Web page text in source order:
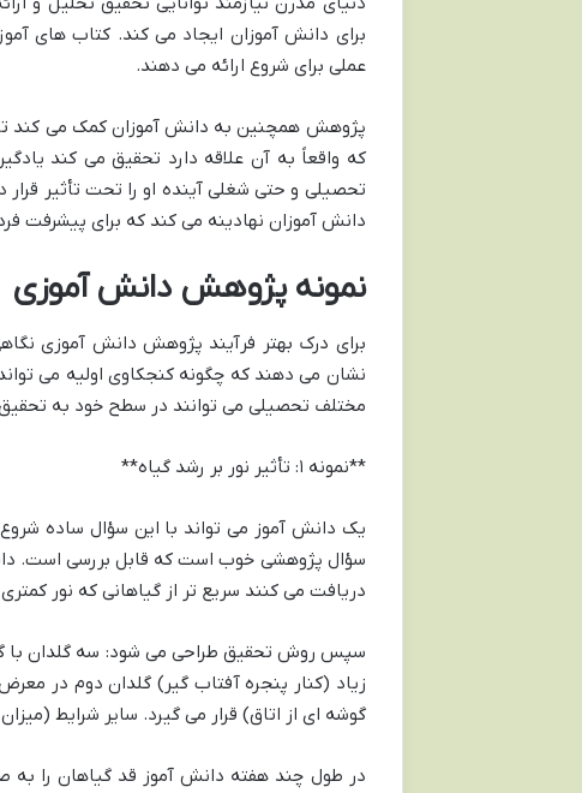
برای دانش آموزان ایجاد می کند. کتاب های
عملی برای شروع ارائه می دهند.
پژوهش همچنین به دانش آموزان کمک می کند
که واقعاً به آن علاقه دارد تحقیق می کند
تحصیلی و حتی شغلی آینده او را تحت تأثیر
دانش آموزان نهادینه می کند که برای پیشرفت
نمونه پژوهش دانش آموزی
برای درک بهتر فرآیند پژوهش دانش آموزی
نشان می دهند که چگونه کنجکاوی اولیه می
مختلف تحصیلی می توانند در سطح خود به تحقیق
**نمونه ۱: تأثیر نور بر رشد گیاه**
یک دانش آموز می تواند با این سؤال ساده شروع
سؤال پژوهشی خوب است که قابل بررسی است.
دریافت می کنند سریع تر از گیاهانی که نور
سپس روش تحقیق طراحی می شود: سه گلدان با
زیاد (کنار پنجره آفتاب گیر) گلدان دوم در
گوشه ای از اتاق) قرار می گیرد. سایر شرایط
در طول چند هفته دانش آموز قد گیاهان را به